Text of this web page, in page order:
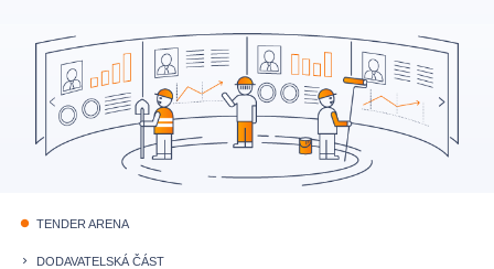
fiber_manual_record TENDER ARENA
keyboard_arrow_right DODAVATELSKÁ ČÁST